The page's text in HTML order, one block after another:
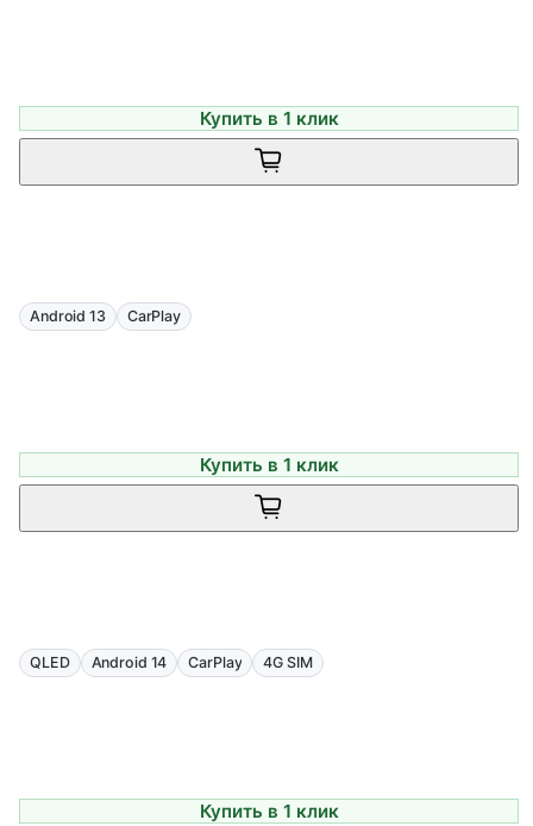
Купить в 1 клик
Android 13 CarPlay
Купить в 1 клик
QLED Android 14 CarPlay 4G SIM
Купить в 1 клик